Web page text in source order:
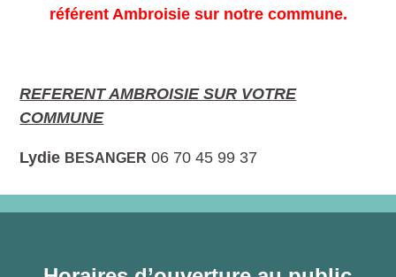
référent Ambroisie sur notre commune.
REFERENT AMBROISIE SUR VOTRE
COMMUNE
Lydie BESANGER 06 70 45 99 37